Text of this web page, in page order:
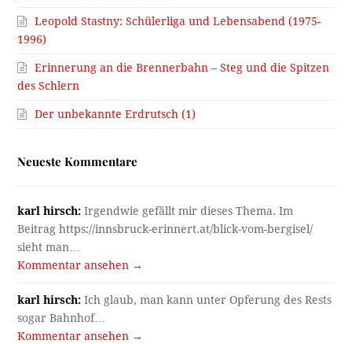
Leopold Stastny: Schülerliga und Lebensabend (1975-
1996)
Erinnerung an die Brennerbahn – Steg und die Spitzen
des Schlern
Der unbekannte Erdrutsch (1)
Neueste Kommentare
karl hirsch: Irgendwie gefällt mir dieses Thema. Im
Beitrag https://innsbruck-erinnert.at/blick-vom-bergisel/
sieht man…
Kommentar ansehen →
karl hirsch: Ich glaub, man kann unter Opferung des Rests
sogar Bahnhof…
Kommentar ansehen →